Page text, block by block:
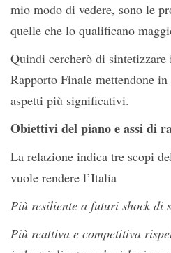
mio modo di vedere, sono le
quelle che lo qualificano
Quindi cercherò di
Rapporto Finale mettendone
aspetti più significativi.
Obiettivi del piano e assi di
La relazione indica tre scopi
vuole rendere l’Italia
Più resiliente a futuri shock di
Più reattiva e competitiva